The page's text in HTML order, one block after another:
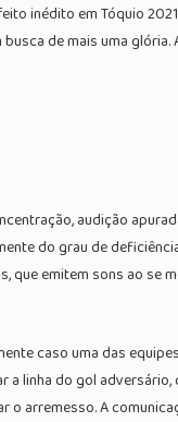
inédito em Tóquio
de mais uma
audição
do grau de
emitem sons ao se
caso uma das
linha do gol
arremesso. A